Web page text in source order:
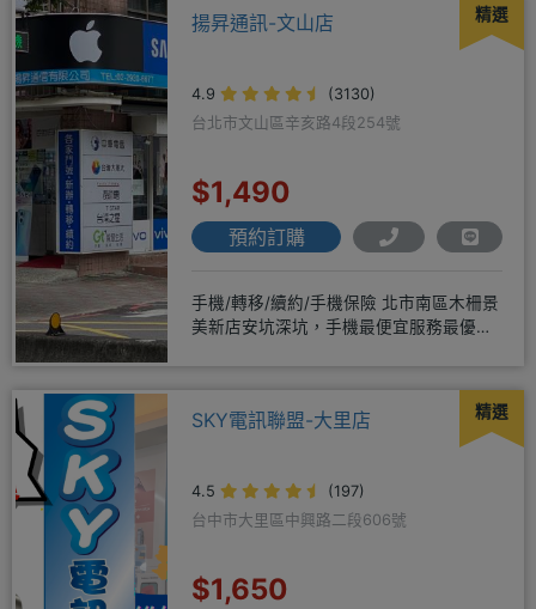
精選
揚昇通訊-文山店
4.9
(3130)
台北市文山區辛亥路4段254號
$1,490
預約訂購
手機/轉移/續約/手機保險 北市南區木柵景
美新店安坑深坑，手機最便宜服務最優
精選
SKY電訊聯盟-大里店
4.5
(197)
台中市大里區中興路二段606號
$1,650